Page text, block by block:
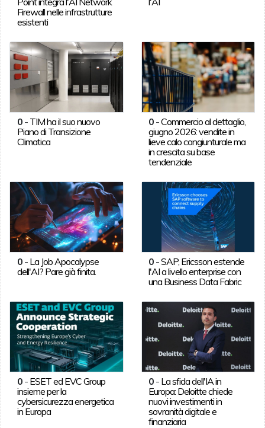
Firewall nelle infrastrutture
esistenti
0- TIM ha il suo nuovo
Piano di Transizione
Climatica
0 -Commercio al dettaglio,
giugno 2026: vendite in
lieve calo congiunturale ma
in crescita su base
tendenziale
0- La Job Apocalypse
dell'AI? Pare già finita.
0 -SAP, Ericsson estende
l'AI a livello enterprise con
una Business Data Fabric
0- ESET ed EVC Group
insieme per la
cybersicurezza energetica
in Europa
0 - La sfida dell'IA in
Europa: Deloitte chiede
nuovi investimenti in
sovranità digitale e
finanziaria